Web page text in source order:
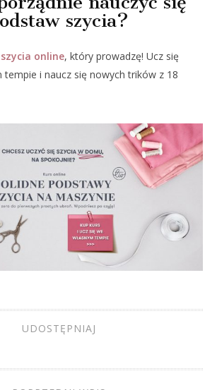
szycia?
online, który prowadzę! Ucz się
tempie i naucz się nowych trików z 18
UDOSTĘPNIAJ